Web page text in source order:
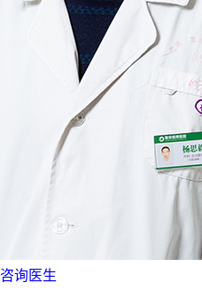
咨询医生